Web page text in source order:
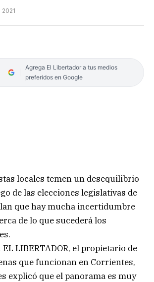
Agrega El Libertador a tus medios
preferidos en Google
locales temen un desequilibrio
de las elecciones legislativas de
que hay mucha incertidumbre
de lo que sucederá los
LIBERTADOR, el propietario de
que funcionan en Corrientes,
explicó que el panorama es muy